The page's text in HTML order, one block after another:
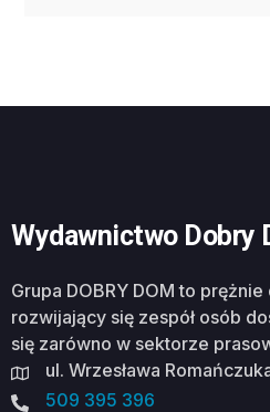
Wydawnictwo Dobry
Grupa DOBRY DOM to prężnie
rozwijający się zespół osób
się zarówno w sektorze
ul. Wrzesława
509 395 396